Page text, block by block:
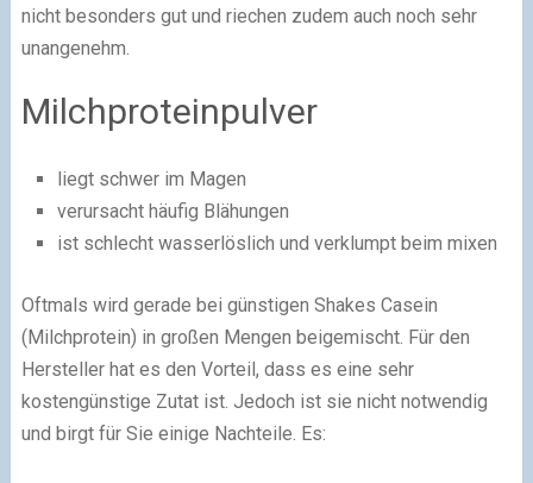
nicht besonders gut und riechen zudem auch noch sehr
unangenehm.
Milchproteinpulver
liegt schwer im Magen
verursacht häufig Blähungen
ist schlecht wasserlöslich und verklumpt beim mixen
Oftmals wird gerade bei günstigen Shakes Casein
(Milchprotein) in großen Mengen beigemischt. Für den
Hersteller hat es den Vorteil, dass es eine sehr
kostengünstige Zutat ist. Jedoch ist sie nicht notwendig
und birgt für Sie einige Nachteile. Es: